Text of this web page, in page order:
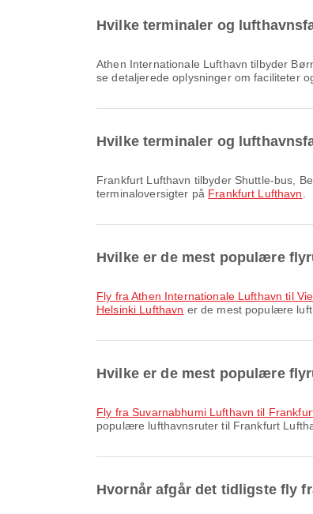
Hvilke terminaler og
Athen Internationale Lufthavn tilbyder Børneværelse, Klinik og apoteker, Banktjeneste/hæveautomat og mange andre faciliteter, der forbedrer din rejseoplevelse. Du kan
se detaljerede oplysninger om faciliteter
Hvilke terminaler og
Frankfurt Lufthavn tilbyder Shuttle-bus, Bederum, Kørestol og mange andre faciliteter, der forbedrer din rejseoplevelse. Du kan se detaljeret info om faciliteter og
terminaloversigter på Frankfurt Lufthavn
Hvilke er de mest populære
fly fra Athen Internationale Lufthavn til
Helsinki Lufthavn er de mest populære
Hvilke er de mest populære
fly fra Suvarnabhumi Lufthavn til
populære lufthavnsruter til Frankfurt
Hvornår afgår det tidligste fly